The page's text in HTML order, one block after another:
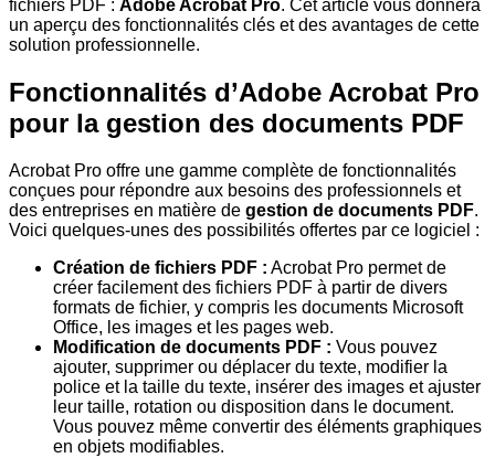
fichiers PDF : Adobe Acrobat Pro. Cet article vous donnera
un aperçu des fonctionnalités clés et des avantages de cette
solution professionnelle.
Fonctionnalités d’Adobe Acrobat Pro
pour la gestion des documents PDF
Acrobat Pro offre une gamme complète de fonctionnalités
conçues pour répondre aux besoins des professionnels et
des entreprises en matière de gestion de documents PDF.
Voici quelques-unes des possibilités offertes par ce logiciel :
Création de fichiers PDF : Acrobat Pro permet de
créer facilement des fichiers PDF à partir de divers
formats de fichier, y compris les documents Microsoft
Office, les images et les pages web.
Modification de documents PDF : Vous pouvez
ajouter, supprimer ou déplacer du texte, modifier la
police et la taille du texte, insérer des images et ajuster
leur taille, rotation ou disposition dans le document.
Vous pouvez même convertir des éléments graphiques
en objets modifiables.